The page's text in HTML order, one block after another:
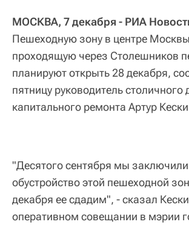
МОСКВА, 7 декабря - РИА
Пешеходную зону в центре
проходящую через Столешников
планируют открыть 28 декабря,
пятницу руководитель столичного
капитального ремонта Артур
"Десятого сентября мы заключили
обустройство этой пешеходной
декабря ее сдадим", - сказал
оперативном совещании в мэрии